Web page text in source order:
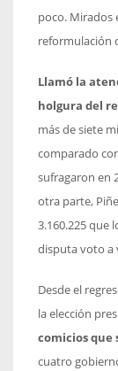
poco. Mirados
reformulación
Llamó la
holgura del
más de siete
comparado
sufragaron en
otra parte,
3.160.225 que
disputa voto a
Desde el
la elección
comicios que
cuatro